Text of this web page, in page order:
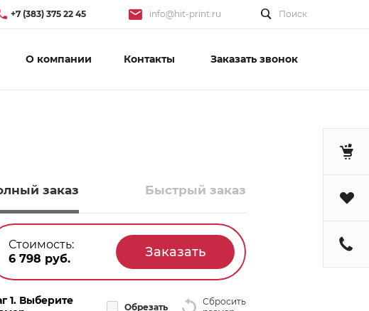
+7 (383) 375 22 45 info@hit-print.ru Поиск
О компании Контакты Заказать звонок
заказ Быстрый заказ
Стоимость:
6 798 руб.
1. Выберите
Обрезать
Сбросить